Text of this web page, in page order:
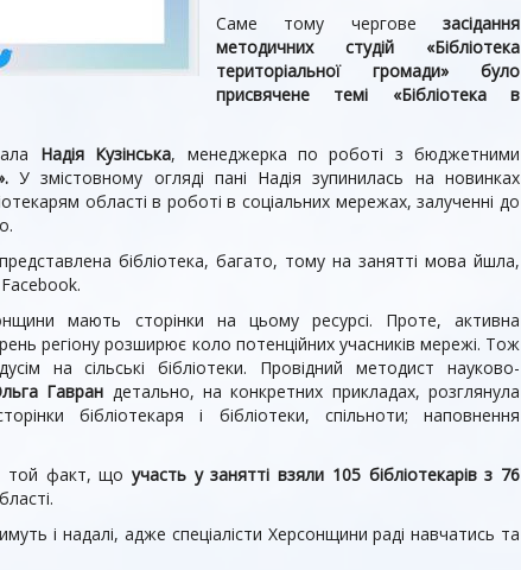
Саме тому чергове засідання
методичних студій «Бібліотека
територіальної громади» було
присвячене темі «Бібліотека в
Надія Кузінська, менеджерка по роботі з бюджетними
У змістовному огляді пані Надія зупинилась на новинках
області в роботі в соціальних мережах, залученні до
бібліотека, багато, тому на занятті мова йшла,
мають сторінки на цьому ресурсі. Проте, активна
регіону розширює коло потенційних учасників мережі. Тож
на сільські бібліотеки. Провідний методист науково-
Гавран детально, на конкретних прикладах, розглянула
бібліотекаря і бібліотеки, спільноти; наповнення
той факт, що участь у занятті взяли 105 бібліотекарів з 76
і надалі, адже спеціалісти Херсонщини раді навчатись та